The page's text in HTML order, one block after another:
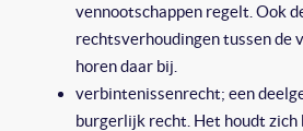
vennootschappen regelt. Ook
rechtsverhoudingen tussen de
horen daar bij.
verbintenissenrecht; een
burgerlijk recht. Het houdt zich